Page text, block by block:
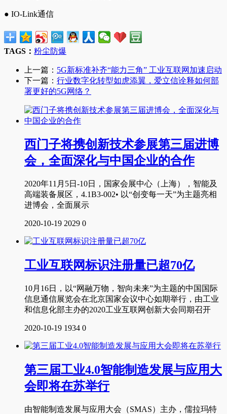
● IO-Link通信
TAGS： 粉尘防爆
上一篇： 5G新标准补齐“能力三角” 工业互联网加速启动
下一篇： 行业数字化转型如虎添翼，爱立信诠释如何部
署更好的5G网络？
西门子将携创新技术参展第三届进博
会，全面深化与中国企业的合作
2020年11月5日-10日，国家会展中心（上海），智能及
高端装备展区，4.1B3-002• 以“创变每一天”为主题亮相
进博会，全面展示
2020-10-19 2029 0
工业互联网标识注册量已超70亿
10月16日，以“网融万物，智向未来”为主题的中国国际
信息通信展览会在北京国家会议中心如期举行，由工业
和信息化部主办的2020工业互联网创新大会同期召开
2020-10-19 1934 0
第三届工业4.0智能制造发展与应用大
会即将在苏举行
由智能制造发展与应用大会（SMAS）主办，儒拉玛特